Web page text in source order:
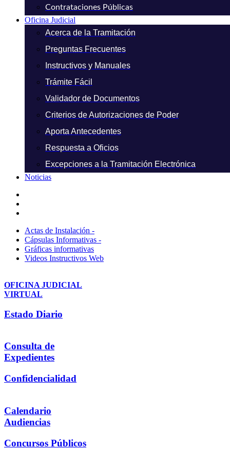
Contrataciones Públicas
Oficina Judicial
Acerca de la Tramitación
Preguntas Frecuentes
Instructivos y Manuales
Trámite Fácil
Validador de Documentos
Criterios de Autorizaciones de Poder
Aporta Antecedentes
Respuesta a Oficios
Excepciones a la Tramitación Electrónica
Noticias
Actas de Instalación -
Cápsulas Informativas -
Gráficas informativas
Videos Instructivos Web
OFICINA JUDICIAL
VIRTUAL
Estado Diario
Consulta de
Expedientes
Confidencialidad
Calendario
Audiencias
Concursos Públicos